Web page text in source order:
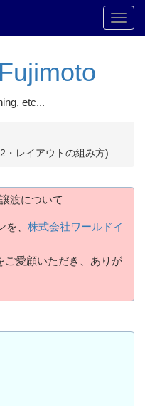
etc...
・レイアウトの組み方)
渡について
、 株式会社ワールドイ
ご愛顧いただき、ありが